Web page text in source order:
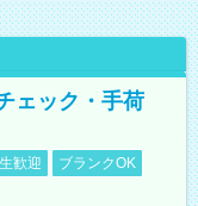
ェック・手荷
歓迎
ブランクOK